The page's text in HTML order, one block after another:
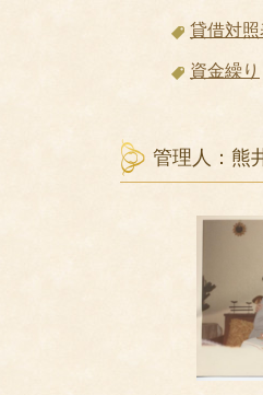
貸借対照
資金繰り
管理人：熊